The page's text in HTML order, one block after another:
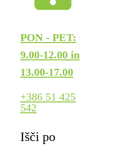
PON - PET:
9.00-12.00 in
13.00-17.00
+386 51 425
542
Išči po